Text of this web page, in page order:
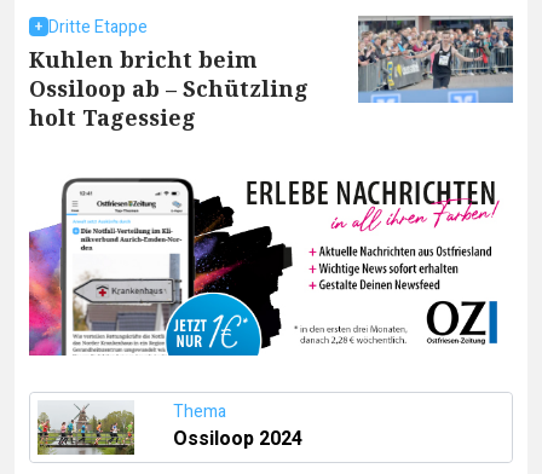
Dritte Etappe
Kuhlen bricht beim
Ossiloop ab – Schützling
holt Tagessieg
Thema
Ossiloop 2024